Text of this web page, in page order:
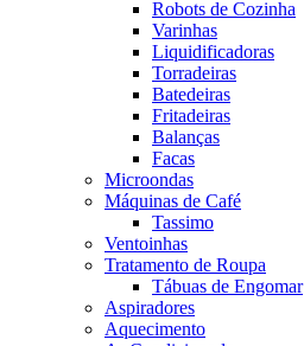
Robots de Cozinha
Varinhas
Liquidificadoras
Torradeiras
Batedeiras
Fritadeiras
Balanças
Facas
Microondas
Máquinas de Café
Tassimo
Ventoinhas
Tratamento de Roupa
Tábuas de Engomar
Aspiradores
Aquecimento